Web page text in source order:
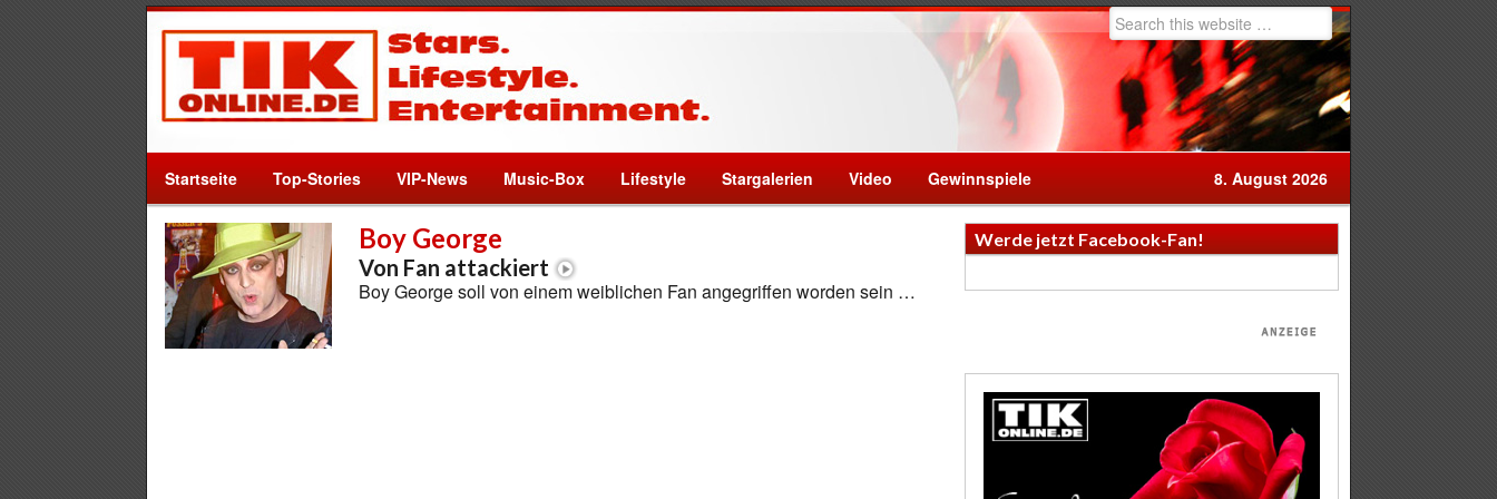
Startseite Top-Stories VIP-News Music-Box Lifestyle Stargalerien Video Gewinnspiele 8. August 2026
Boy George
Von Fan attackiert
Boy George soll von einem weiblichen Fan angegriffen worden sein …
Werde jetzt Facebook-Fan!